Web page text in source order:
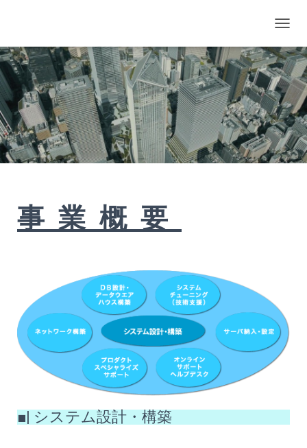
ビ
ゲ
ー
シ
ョ
ン
を
切
り
替
事業概要
■| システム設計・構築